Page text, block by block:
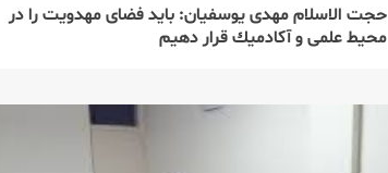
حجت الاسلام مهدی یوسفیان: باید فضای مهدویت را در
محیط علمی و آكادمیك قرار دهیم